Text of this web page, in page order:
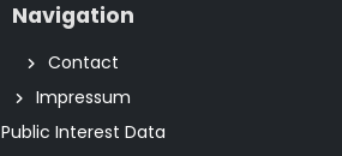
Navigation
Contact
Impressum
Public Interest Data